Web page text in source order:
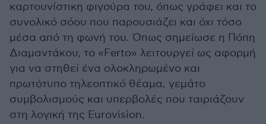
καρτουνίστικη φιγούρα του, όπως γράφει και το
συνολικό σόου που παρουσιάζει και όχι τόσο
μέσα από τη φωνή του. Όπως σημείωσε η Πόπη
Διαμαντάκου, το «Ferto» λειτουργεί ως αφορμή
για να στηθεί ένα ολοκληρωμένο και
πρωτότυπο τηλεοπτικό θέαμα, γεμάτο
συμβολισμούς και υπερβολές που ταιριάζουν
στη λογική της Eurovision.